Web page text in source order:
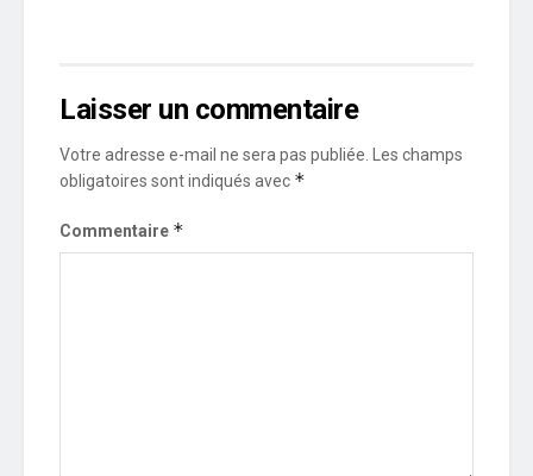
Laisser un commentaire
Votre adresse e-mail ne sera pas publiée.
Les champs
obligatoires sont indiqués avec *
Commentaire *